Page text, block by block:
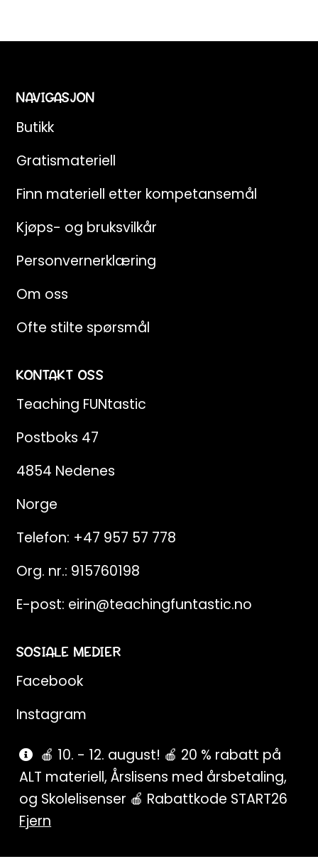
NAVIGASJON
Butikk
Gratismateriell
Finn materiell etter kompetansemål
Kjøps- og bruksvilkår
Personvernerklæring
Om oss
Ofte stilte spørsmål
KONTAKT OSS
Teaching FUNtastic
Postboks 47
4854 Nedenes
Norge
Telefon: +47 957 57 778
Org. nr.: 915760198
E-post: eirin@teachingfuntastic.no
SOSIALE MEDIER
Facebook
Instagram
Pinterest
SnapChat
🍎 10. - 12. august! 🍎 20 % rabatt på
ALT materiell, Årslisens med årsbetaling,
og Skolelisenser 🍎 Rabattkode START26
Fjern